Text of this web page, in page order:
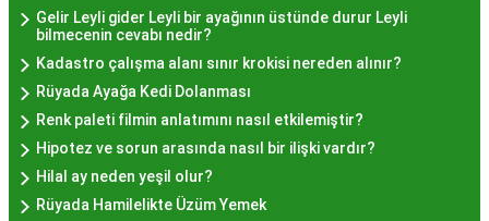
İstanbul genelinde birçok yerel işletme ve
pastane, hayır lokması sunmaktadır. Geleneksel
tatları sevenler için Sultanahmet, Eminönü, ve
Eyüp gibi tarihi semtlerdeki lokantalarda Hayır
Lokması deneyimi daha da özel olabilir. Ayrıca,
Beyoğlu, Kadıköy, ve Beşiktaş gibi modern
semtlerde de bu lezzeti bulabilirsiniz.
Gelir Leyli gider Leyli bir ayağının üstünde durur Leyli
bilmecenin cevabı nedir?
Kadastro çalışma alanı sınır krokisi nereden alınır?
Rüyada Ayağa Kedi Dolanması
Renk paleti filmin anlatımını nasıl etkilemiştir?
Hipotez ve sorun arasında nasıl bir ilişki vardır?
Hilal ay neden yeşil olur?
Rüyada Hamilelikte Üzüm Yemek